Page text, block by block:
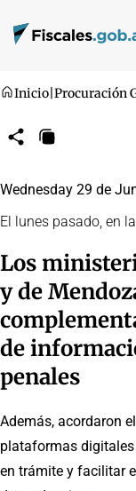
Inicio Procuración
CompartirCopiar
Wednesday 29 de
El lunes pasado, en
Los
y de
de
penales
Además, acordaron
plataformas
en trámite y facilitar